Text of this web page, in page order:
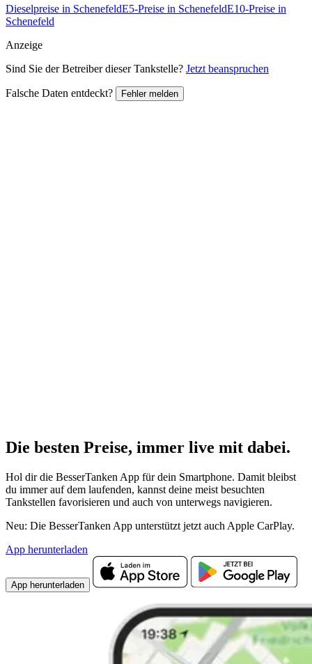
Dieselpreise in SchenefeldE5-Preise in SchenefeldE10-Preise in
Schenefeld
Anzeige
Sind Sie der Betreiber dieser Tankstelle? Jetzt beanspruchen
Falsche Daten entdeckt? Fehler melden
Die besten Preise, immer live mit dabei.
Hol dir die BesserTanken App für dein Smartphone. Damit bleibst
du immer auf dem laufenden, kannst deine meist besuchten
Tankstellen favorisieren und auch von unterwegs navigieren.
Neu: Die BesserTanken App unterstützt jetzt auch Apple CarPlay.
App herunterladen
App herunterladen